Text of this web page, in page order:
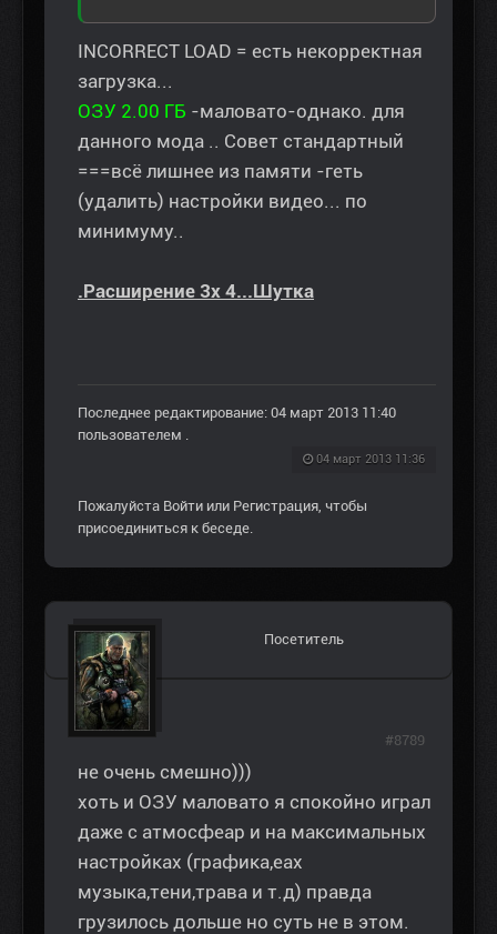
INCORRECT LOAD = есть некорректная
загрузка...
ОЗУ 2.00 ГБ -маловато-однако. для
данного мода .. Совет стандартный
===всё лишнее из памяти -геть
(удалить) настройки видео... по
минимуму..
.Расширение 3х 4...Шутка
Последнее редактирование: 04 март 2013 11:40
пользователем
04 март 2013 11:36
Пожалуйста Войти или Регистрация , чтобы
присоединиться к беседе.
Посетитель
не очень смешно)))
хоть и ОЗУ маловато я спокойно играл
даже с атмосфеар и на максимальных
настройках (графика,еах
музыка,тени,трава и т.д) правда
грузилось дольше но суть не в этом.
#8789